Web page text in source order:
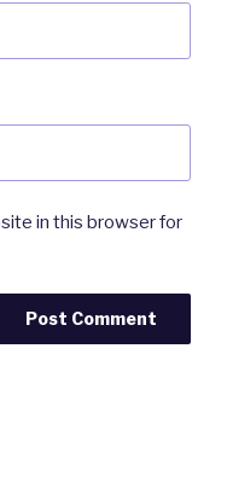
in this browser for